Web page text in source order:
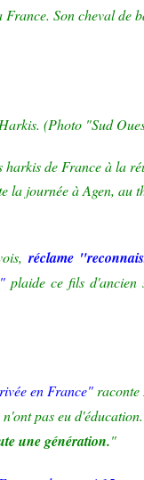
Son cheval de
(Photo "Sud
harkis de France à la
la journée àAgen, au
, réclame
plaide ce fils d'ancien
en France" raconte
pas eu
une génération."